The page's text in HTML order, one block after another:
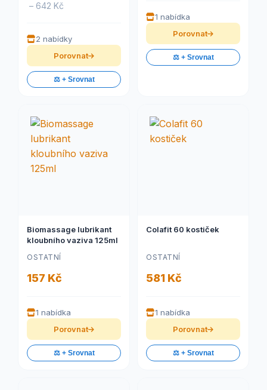
– 642 Kč
2 nabídky
Porovnat
⚖️ + Srovnat
1 nabídka
Porovnat
⚖️ + Srovnat
Biomassage lubrikant
kloubního vaziva 125ml
OSTATNÍ
157 Kč
1 nabídka
Porovnat
⚖️ + Srovnat
Colafit 60 kostiček
OSTATNÍ
581 Kč
1 nabídka
Porovnat
⚖️ + Srovnat